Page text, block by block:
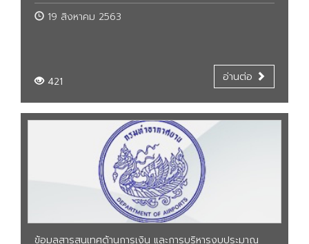
19 สิงหาคม 2563
421 อ่านต่อ
ข้อมูลสารสนเทศด้านการเงิน และการบริหารงบประมาณ